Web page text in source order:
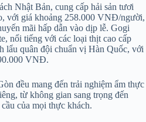
Nhật Bản, cung cấp hải sản tươi
với giá khoảng 258.000 VNĐ/người,
mãi hấp dẫn vào dịp lễ. Gogi
nổi tiếng với các loại thịt cao cấp
lẩu quân đội chuẩn vị Hàn Quốc, với
VNĐ.
đều mang đến trải nghiệm ẩm thực
từ không gian sang trọng đến
của mọi thực khách.